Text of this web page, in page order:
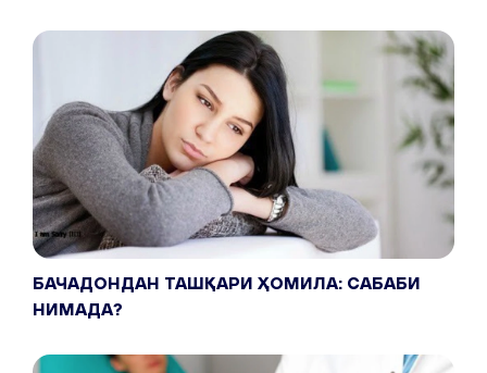
БАЧАДОНДАН ТАШҚАРИ ҲОМИЛА: САБАБИ
НИМАДА?